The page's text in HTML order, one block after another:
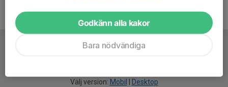
Välj version: Mobil Desktop
Godkänn alla kakor
Bara nödvändiga